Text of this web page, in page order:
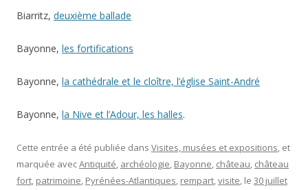
Biarritz, deuxième ballade
Bayonne, les fortifications
Bayonne, la cathédrale et le cloître, l’église Saint-André
Bayonne, la Nive et l’Adour, les halles.
Cette entrée a été publiée dans Visites, musées et expositions, et
marquée avecAntiquité, archéologie, Bayonne, château, château
fort, patrimoine, Pyrénées-Atlantiques, rempart,visite, le 30 juillet